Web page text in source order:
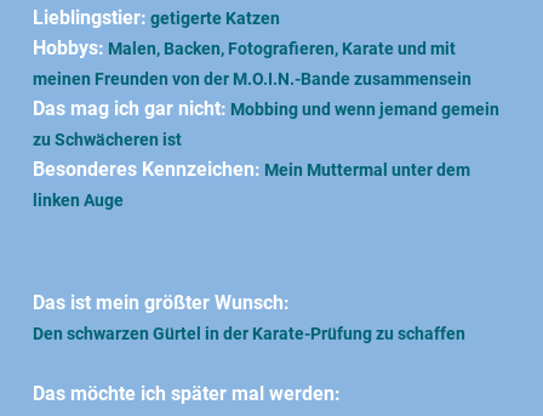
Lieblingstier: getigerte Katzen
Hobbys: Malen, Backen, Fotografieren, Karate und mit
meinen Freunden von der M.O.I.N.-Bande zusammensein
Das mag ich gar nicht: Mobbing und wenn jemand gemein
zu Schwächeren ist
Besonderes Kennzeichen: Mein Muttermal unter dem
linken Auge
Das ist mein größter Wunsch:
Den schwarzen Gürtel in der Karate-Prüfung zu schaffen
Das möchte ich später mal werden: